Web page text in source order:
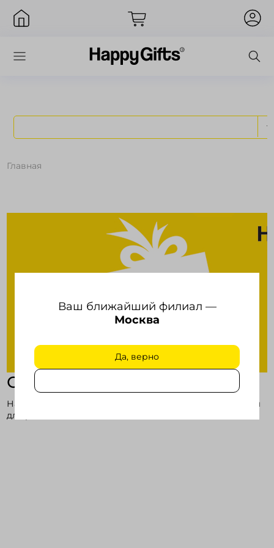
Ваш ближайший филиал —
Москва
Да, верно
Главная
Сервисы
Наша компания предлагает эффективные инструменты
для решения бизнес-задач.